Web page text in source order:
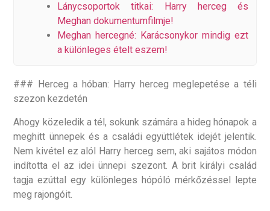
Lánycsoportok titkai: Harry herceg és
Meghan dokumentumfilmje!
Meghan hercegné: Karácsonykor mindig ezt
a különleges ételt eszem!
### Herceg a hóban: Harry herceg meglepetése a téli
szezon kezdetén
Ahogy közeledik a tél, sokunk számára a hideg hónapok a
meghitt ünnepek és a családi együttlétek idejét jelentik.
Nem kivétel ez alól Harry herceg sem, aki sajátos módon
indította el az idei ünnepi szezont. A brit királyi család
tagja ezúttal egy különleges hópóló mérkőzéssel lepte
meg rajongóit.